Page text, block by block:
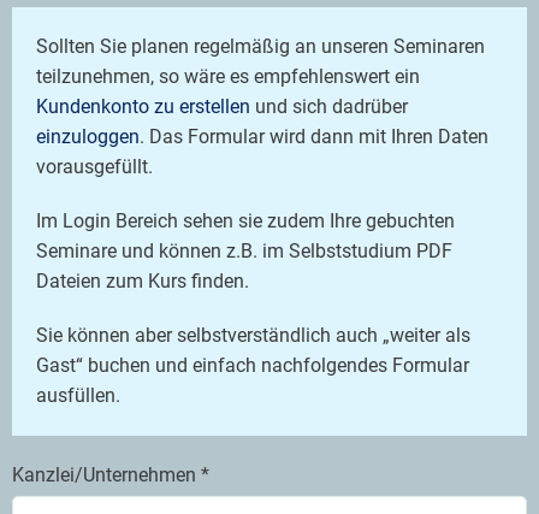
Sollten Sie planen regelmäßig an unseren Seminaren
teilzunehmen, so wäre es empfehlenswert ein
Kundenkonto zu erstellen und sich dadrüber
einzuloggen. Das Formular wird dann mit Ihren Daten
vorausgefüllt.
Im Login Bereich sehen sie zudem Ihre gebuchten
Seminare und können z.B. im Selbststudium PDF
Dateien zum Kurs finden.
Sie können aber selbstverständlich auch „weiter als
Gast“ buchen und einfach nachfolgendes Formular
ausfüllen.
Kanzlei/Unternehmen *